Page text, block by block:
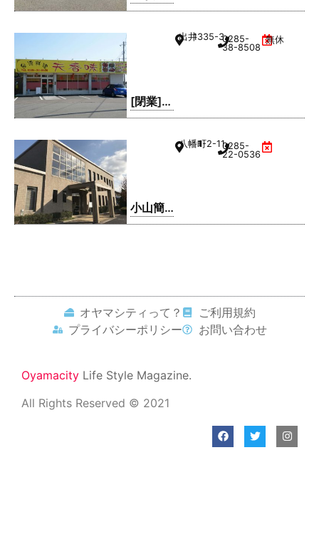
はなれ
[閉業]台
湾料理
出井1335-30285-
38-8508
無休
小山簡
易裁判
八幡町1-2-110285-
22-0536
オヤマシティって？
ご利用規約
プライバシーポリシー
お問い合わせ
Oyamacity Life Style Magazine.
All Rights Reserved © 2021